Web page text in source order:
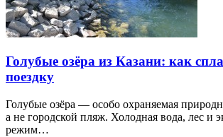
Голубые озёра из Казани: как
поездку
Голубые озёра — особо охраняемая
а не городской пляж. Холодная вода, лес и
режим…